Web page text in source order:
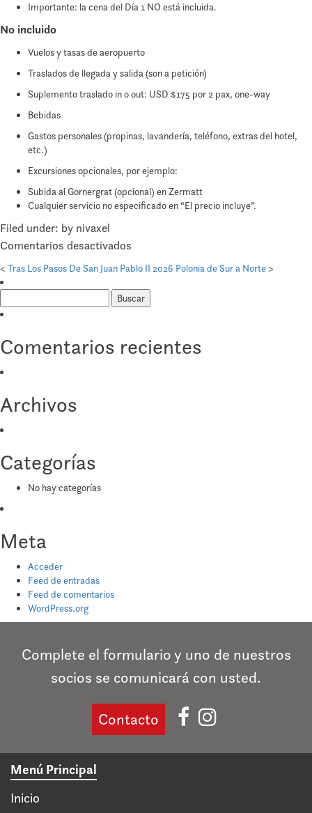
Importante: la cena del Día 1 NO está incluida.
No incluido
Vuelos y tasas de aeropuerto
Traslados de llegada y salida (son a petición)
Suplemento traslado in o out: USD $175 por 2 pax, one-way
Bebidas
Gastos personales (propinas, lavandería, teléfono, extras del hotel,
etc.)
Excursiones opcionales, por ejemplo:
Subida al Gornergrat (opcional) en Zermatt
Cualquier servicio no especificado en “El precio incluye”.
Filed under: by nivaxel
Comentarios desactivados
Suiza
Reina
Alpes
< Tras Los Pasos De San Juan Pablo II 2026 Polonia de Sur a Norte >
Comentarios recientes
Archivos
Categorías
No hay categorías
Meta
Acceder
Feed de entradas
Feed de comentarios
WordPress.org
Complete el formulario y uno de nuestros
socios se comunicará con usted.
Contacto
Menú Principal
Inicio